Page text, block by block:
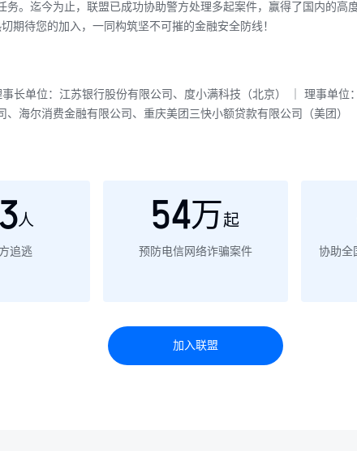
。迄今为止，联盟已成功协助警方处理多起案件，赢得了国内的高
期待您的加入，一同构筑坚不可摧的金融安全防线！
长单位：江苏银行股份有限公司、度小满科技（北京） ｜ 理事单
海尔消费金融有限公司、重庆美团三快小额贷款有限公司（美团）
人
追逃
54万 起
预防电信网络诈骗案件
协助全
加入联盟